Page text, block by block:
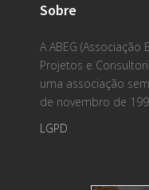
Sobre
A ABEG
Projetos e
uma associação
de novembro de
LGPD